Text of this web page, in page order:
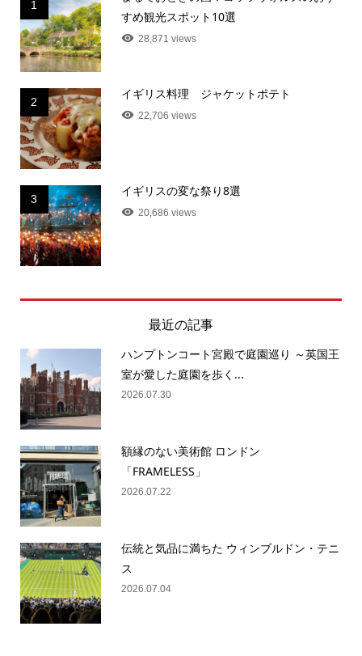
1
すめ観光スポット10選
28,871 views
2
イギリス料理 ジャケットポテト
22,706 views
3
イギリスの変な祭り8選
20,686 views
最近の記事
ハンプトンコート宮殿で庭園巡り ～英国王
室が愛した庭園を歩く...
2026.07.30
額縁のない美術館 ロンドン
「FRAMELESS」
2026.07.22
伝統と気品に満ちた ウィンブルドン・テニ
ス
2026.07.04